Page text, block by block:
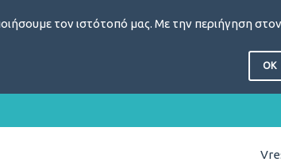
τον ιστότοπό μας. Με την περιήγηση
OK